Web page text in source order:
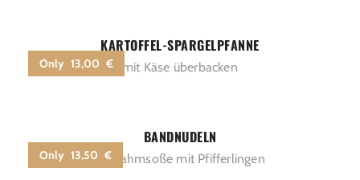
Only 13,00 €
KARTOFFEL-SPARGELPFANNE
mit Käse überbacken
Only 13,50 €
BANDNUDELN
an Rahmsoße mit Pfifferlingen